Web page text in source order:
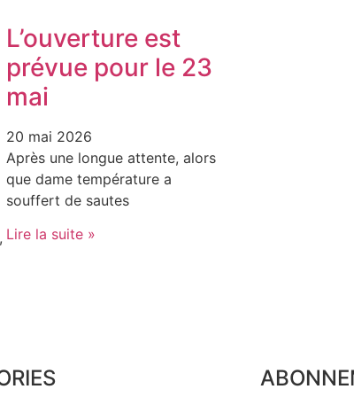
L’ouverture est
prévue pour le 23
mai
20 mai 2026
Après une longue attente, alors
que dame température a
souffert de sautes
Lire la suite »